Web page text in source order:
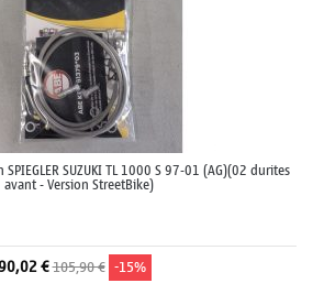
SUZUKI TL 1000 S 97-01 (AG)(02 durites
avant - Version StreetBike)
€105,90 € -15%